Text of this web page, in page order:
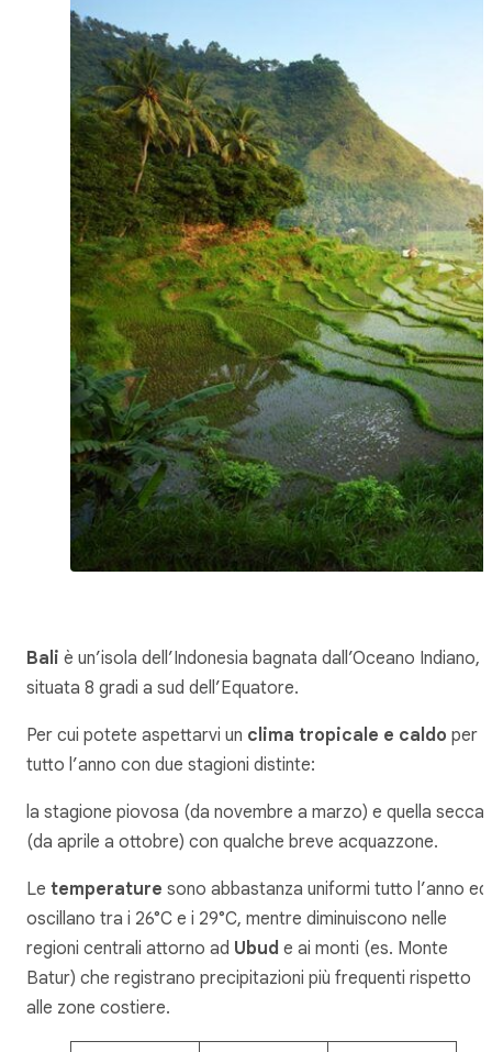
Bali è un’isola dell’Indonesia bagnata dall’Oceano Indiano,
situata 8 gradi a sud dell’Equatore.
Per cui potete aspettarvi un clima tropicale e caldo per
tutto l’anno con due stagioni distinte:
la stagione piovosa (da novembre a marzo) e quella secca
(da aprile a ottobre) con qualche breve acquazzone.
Le temperature sono abbastanza uniformi tutto l’anno ed
oscillano tra i 26°C e i 29°C, mentre diminuiscono nelle
regioni centrali attorno ad Ubud e ai monti (es. Monte
Batur) che registrano precipitazioni più frequenti rispetto
alle zone costiere.